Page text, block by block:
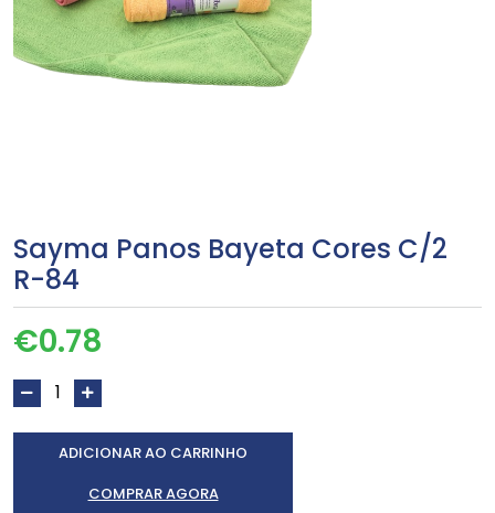
Sayma Panos Bayeta Cores C/2
R-84
€0.78
ADICIONAR AO CARRINHO
COMPRAR AGORA